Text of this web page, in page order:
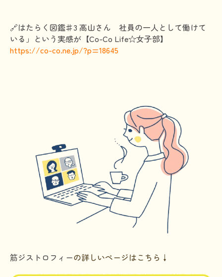
社会保障制度
難病研究班の情報発信
お問合せ
難病患者さんの生活と治療に関する実態調査
🔗はたらく図鑑♯3 高山さん 社員の一人として働けて
いる」という実感が【Co-Co Life☆女子部】
https://co-co.ne.jp/?p=18645
筋ジストロフィーの詳しいページはこちら↓